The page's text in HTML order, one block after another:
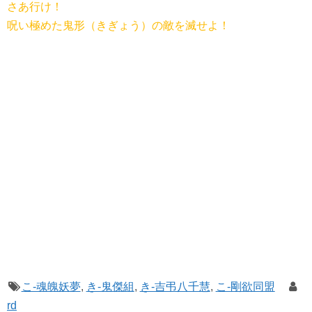
さあ行け！
呪い極めた鬼形（きぎょう）の敵を滅せよ！
こ-魂魄妖夢, き-鬼傑組 , き-吉弔八千慧, こ-剛欲同盟
rd